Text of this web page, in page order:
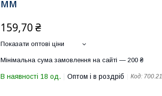
мм
159,70 ₴
Показати оптові ціни
Мінімальна сума замовлення на сайті — 200 ₴
В наявності 18 од. Оптом і в роздріб Код: